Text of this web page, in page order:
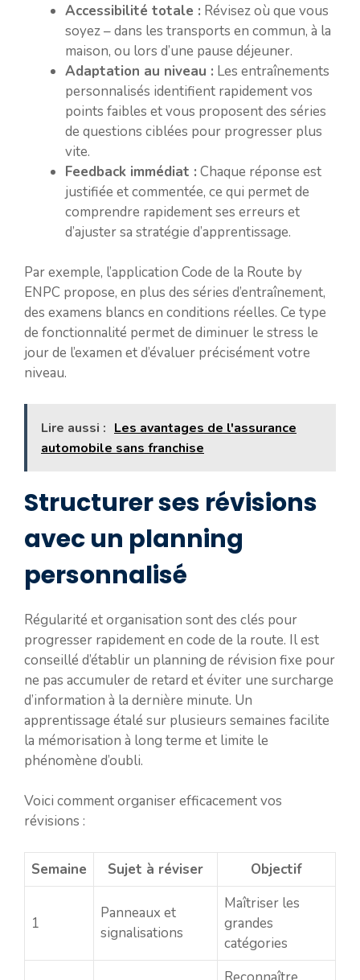
Accessibilité totale : Révisez où que vous
soyez – dans les transports en commun, à la
maison, ou lors d’une pause déjeuner.
Adaptation au niveau : Les entraînements
personnalisés identifient rapidement vos
points faibles et vous proposent des séries
de questions ciblées pour progresser plus
vite.
Feedback immédiat : Chaque réponse est
justifiée et commentée, ce qui permet de
comprendre rapidement ses erreurs et
d’ajuster sa stratégie d’apprentissage.
Par exemple, l’application Code de la Route by
ENPC propose, en plus des séries d’entraînement,
des examens blancs en conditions réelles. Ce type
de fonctionnalité permet de diminuer le stress le
jour de l’examen et d’évaluer précisément votre
niveau.
Lire aussi : Les avantages de l'assurance
automobile sans franchise
Structurer ses révisions
avec un planning
personnalisé
Régularité et organisation sont des clés pour
progresser rapidement en code de la route. Il est
conseillé d’établir un planning de révision fixe pour
ne pas accumuler de retard et éviter une surcharge
d’information à la dernière minute. Un
apprentissage étalé sur plusieurs semaines facilite
la mémorisation à long terme et limite le
phénomène d’oubli.
Voici comment organiser efficacement vos
révisions :
Semaine Sujet à réviser Objectif
1
Panneaux et
signalisations
Maîtriser les
grandes
catégories